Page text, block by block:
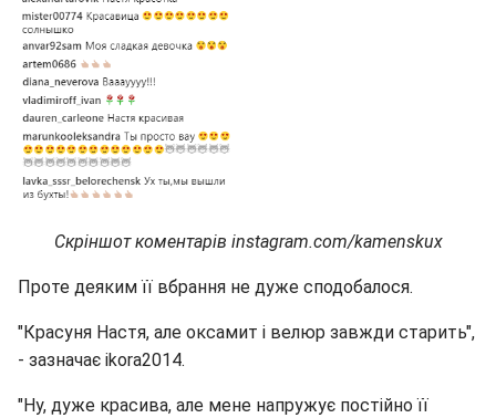
Скріншот коментарів instagram.com/kamenskux
Проте деяким її вбрання не дуже сподобалося.
"Красуня Настя, але оксамит і велюр завжди старить",
- зазначає ikora2014.
"Ну, дуже красива, але мене напружує постійно її